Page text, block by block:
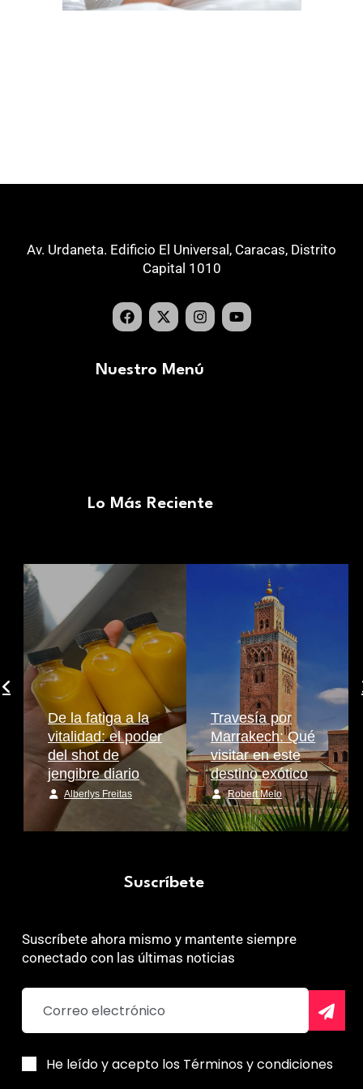
Av. Urdaneta. Edificio El Universal, Caracas, Distrito
Capital 1010
Nuestro Menú
Lo Más Reciente
De la fatiga a la
vitalidad: el poder
del shot de
jengibre diario
Alberlys Freitas
Travesía por
Marrakech: Qué
visitar en este
destino exótico
Robert Melo
Suscríbete
Suscríbete ahora mismo y mantente siempre
conectado con las últimas noticias
He leído y acepto los Términos y condiciones